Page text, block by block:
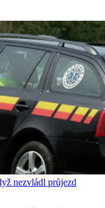
nezvládl průjezd